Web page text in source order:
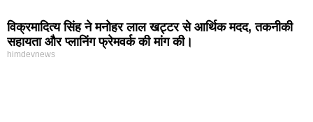
विक्रमादित्य सिंह ने मनोहर लाल खट्टर से आर्थिक मदद, तकनीकी
सहायता और प्लानिंग फ्रेमवर्क की मांग की।
himdevnews